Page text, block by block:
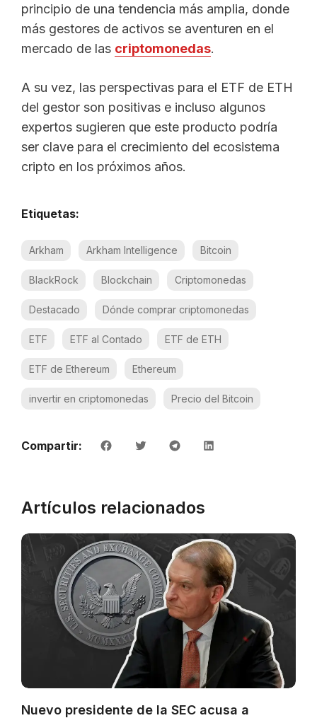
principio de una tendencia más amplia, donde
más gestores de activos se aventuren en el
mercado de las criptomonedas.
A su vez, las perspectivas para el ETF de ETH
del gestor son positivas e incluso algunos
expertos sugieren que este producto podría
ser clave para el crecimiento del ecosistema
cripto en los próximos años.
Etiquetas:
Arkham Arkham Intelligence Bitcoin
BlackRock Blockchain Criptomonedas
Destacado Dónde comprar criptomonedas
ETF ETF al Contado ETF de ETH
ETF de Ethereum Ethereum
invertir en criptomonedas Precio del Bitcoin
Compartir:
Artículos relacionados
Nuevo presidente de la SEC acusa a